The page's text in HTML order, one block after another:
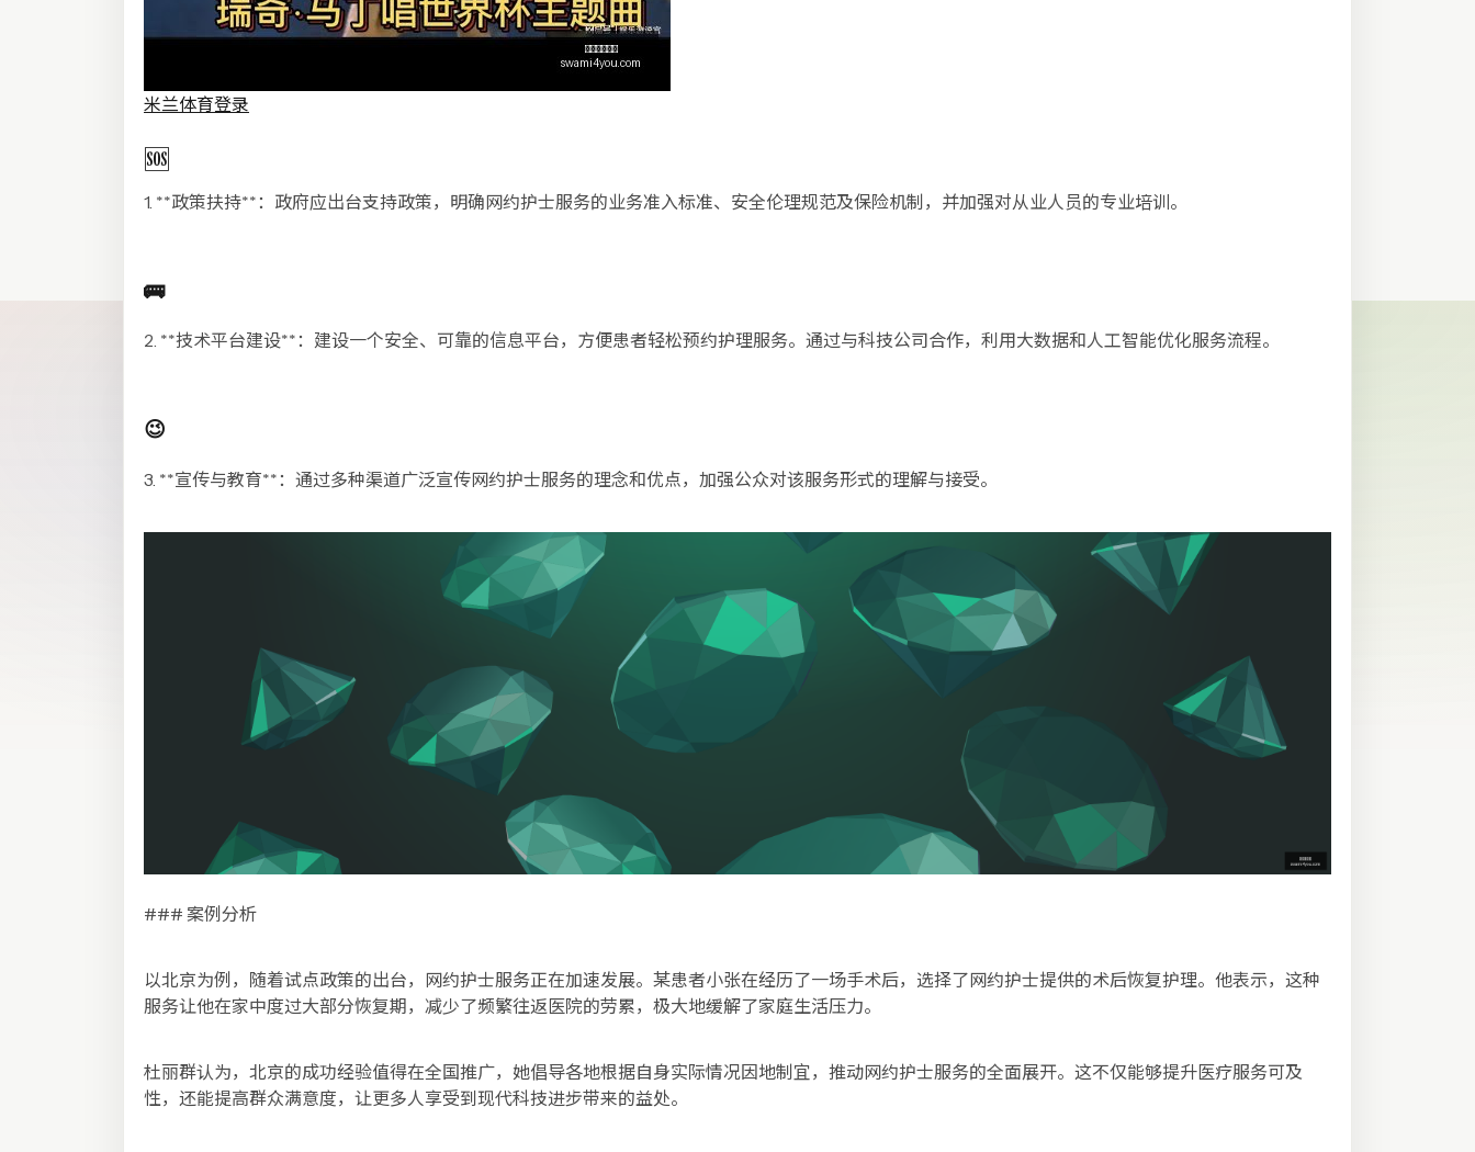
米兰体育登录
🆘
1. **政策扶持**：政府应出台支持政策，明确网约护士服务的业务准入标准、安全伦理规范及保险机制，并加强对从业人员的专业培训。
🚌
2. **技术平台建设**：建设一个安全、可靠的信息平台，方便患者轻松预约护理服务。通过与科技公司合作，利用大数据和人工智能优化服务流程。
😉
3. **宣传与教育**：通过多种渠道广泛宣传网约护士服务的理念和优点，加强公众对该服务形式的理解与接受。
### 案例分析
以北京为例，随着试点政策的出台，网约护士服务正在加速发展。某患者小张在经历了一场手术后，选择了网约护士提供的术后恢复护理。他表示，这种
服务让他在家中度过大部分恢复期，减少了频繁往返医院的劳累，极大地缓解了家庭生活压力。
杜丽群认为，北京的成功经验值得在全国推广，她倡导各地根据自身实际情况因地制宜，推动网约护士服务的全面展开。这不仅能够提升医疗服务可及
性，还能提高群众满意度，让更多人享受到现代科技进步带来的益处。